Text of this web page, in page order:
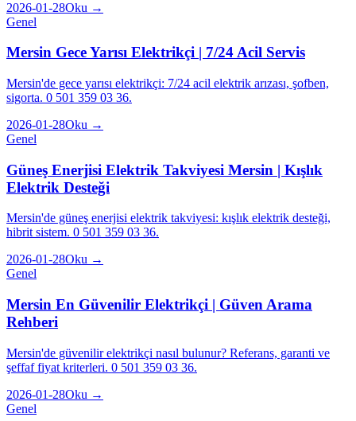
2026-01-28Oku →
Genel
Mersin Gece Yarısı Elektrikçi | 7/24 Acil Servis
Mersin'de gece yarısı elektrikçi: 7/24 acil elektrik arızası, şofben,
sigorta. 0 501 359 03 36.
2026-01-28Oku →
Genel
Güneş Enerjisi Elektrik Takviyesi Mersin | Kışlık
Elektrik Desteği
Mersin'de güneş enerjisi elektrik takviyesi: kışlık elektrik desteği,
hibrit sistem. 0 501 359 03 36.
2026-01-28Oku →
Genel
Mersin En Güvenilir Elektrikçi | Güven Arama
Rehberi
Mersin'de güvenilir elektrikçi nasıl bulunur? Referans, garanti ve
şeffaf fiyat kriterleri. 0 501 359 03 36.
2026-01-28Oku →
Genel